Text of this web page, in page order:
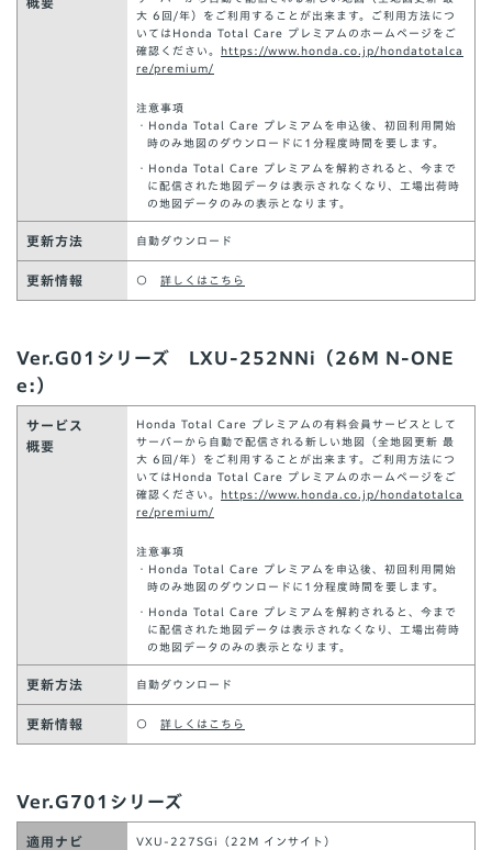
大 6回/年）をご利用することが出来ます。ご利用方法につ
いてはHonda Total Care プレミアムのホームページをご
確認ください。 https://www.honda.co.jp/hondatotalca
re/premium/
注意事項
・Honda Total Care プレミアムを申込後、初回利⽤開始
時のみ地図のダウンロードに1分程度時間を要します。
・Honda Total Care プレミアムを解約されると、今まで
に配信された地図データは表示されなくなり、工場出荷時
の地図データのみの表示となります。
更新方法 自動ダウンロード
更新情報 ○ 詳しくはこちら
Ver.G01シリーズ LXU-252NNi（26M N-ONE
e:）
サービス
概要
Honda Total Care プレミアムの有料会員サービスとして
サーバーから自動で配信される新しい地図（全地図更新 最
大 6回/年）をご利用することが出来ます。ご利用方法につ
いてはHonda Total Care プレミアムのホームページをご
確認ください。 https://www.honda.co.jp/hondatotalca
re/premium/
注意事項
・Honda Total Care プレミアムを申込後、初回利⽤開始
時のみ地図のダウンロードに1分程度時間を要します。
・Honda Total Care プレミアムを解約されると、今まで
に配信された地図データは表示されなくなり、工場出荷時
の地図データのみの表示となります。
更新方法 自動ダウンロード
更新情報 ○ 詳しくはこちら
Ver.G701シリーズ
適用ナビ VXU-227SGi（22M インサイト）